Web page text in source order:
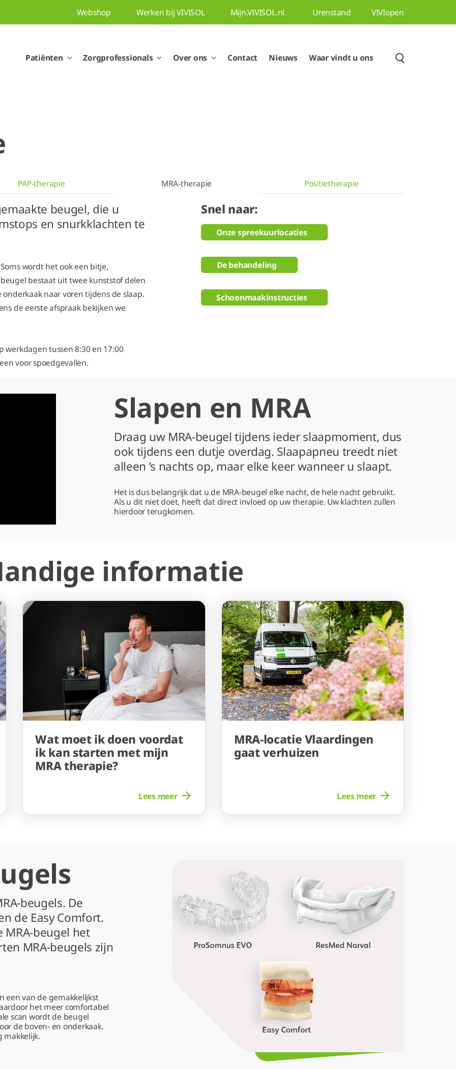
Webshop Werken bij VIVISOL Mijn.VIVISOL.nl Urenstand VIVIopen
Patiënten Zorgprofessionals Over ons Contact Nieuws Waar vindt u ons
PAP-therapie MRA-therapie Positietherapie
beugel, die u
en snurkklachten te
wordt het ook een bitje,
bestaat uit twee kunststof delen
naar voren tijdens de slaap.
de eerste afspraak bekijken we
werkdagen tussen 8:30 en 17:00
voor spoedgevallen.
Snel naar:
Onze spreekuurlocaties
De behandeling
Schoonmaakinstructies
Slapen en MRA
Draag uw MRA-beugel tijdens ieder slaapmoment, dus
ook tijdens een dutje overdag. Slaapapneu treedt niet
alleen ’s nachts op, maar elke keer wanneer u slaapt.
Het is dus belangrijk dat u de MRA-beugel elke nacht, de hele nacht gebruikt.
Als u dit niet doet, heeft dat direct invloed op uw therapie. Uw klachten zullen
hierdoor terugkomen.
informatie
Wat moet ik doen voordat
ik kan starten met mijn
MRA therapie?
Lees meer
MRA-locatie Vlaardingen
gaat verhuizen
Lees meer
beugels. De
de Easy Comfort.
beugel het
MRA-beugels zijn
een van de gemakkelijkst
het meer comfortabel
scan wordt de beugel
de boven- en onderkaak.
makkelijk.